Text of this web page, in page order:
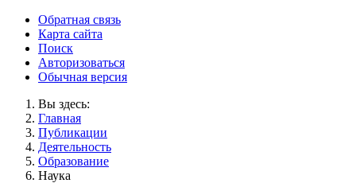
Обратная связь
Карта сайта
Поиск
Авторизоваться
Обычная версия
Вы здесь:
Главная
Публикации
Деятельность
Образование
Наука